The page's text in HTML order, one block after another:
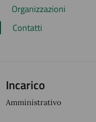
Organizzazioni
Contatti
Incarico
Amministrativo